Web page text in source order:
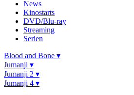
News
Kinostarts
DVD/Blu-ray
Streaming
Serien
Blood and Bone ▾
Jumanji ▾
Jumanji 2 ▾
Jumanji 4 ▾